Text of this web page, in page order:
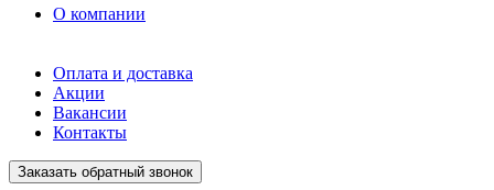
О компании
Оплата и доставка
Акции
Вакансии
Контакты
Заказать обратный звонок